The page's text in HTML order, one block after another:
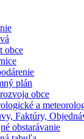
obce
plán
obce
a
Faktúry,
obstarávanie